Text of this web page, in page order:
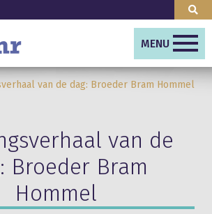
MENU
van de dag: Broeder Bram Hommel
van de
Broeder Bram
Hommel